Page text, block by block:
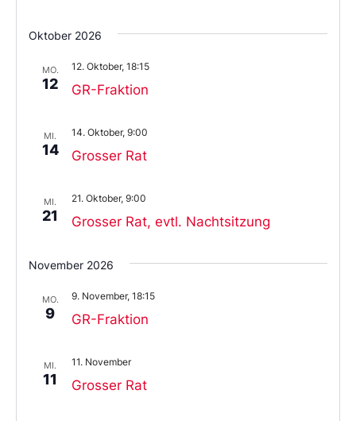
Oktober 2026
MO.
12 GR-Fraktion
12. Oktober, 18:15
MI.
14 Grosser Rat
14. Oktober, 9:00
MI.
21 Grosser Rat, evtl. Nachtsitzung
21. Oktober, 9:00
November 2026
MO.
9 GR-Fraktion
9. November, 18:15
MI.
11 Grosser Rat
11. November